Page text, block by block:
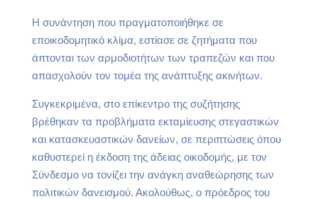
Η συνάντηση που πραγματοποιήθηκε σε
εποικοδομητικό κλίμα, εστίασε σε ζητήματα που
άπτονται των αρμοδιοτήτων των τραπεζών και που
απασχολούν τον τομέα της ανάπτυξης ακινήτων.
Συγκεκριμένα, στο επίκεντρο της συζήτησης
βρέθηκαν τα προβλήματα εκταμίευσης στεγαστικών
και κατασκευαστικών δανείων, σε περιπτώσεις όπου
καθυστερεί η έκδοση της άδειας οικοδομής, με τον
Σύνδεσμο να τονίζει την ανάγκη αναθεώρησης των
πολιτικών δανεισμού. Ακολούθως, ο πρόεδρος του